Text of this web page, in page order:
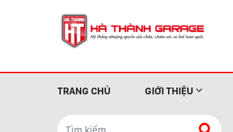
TRANG CHỦ GIỚI THIỆU